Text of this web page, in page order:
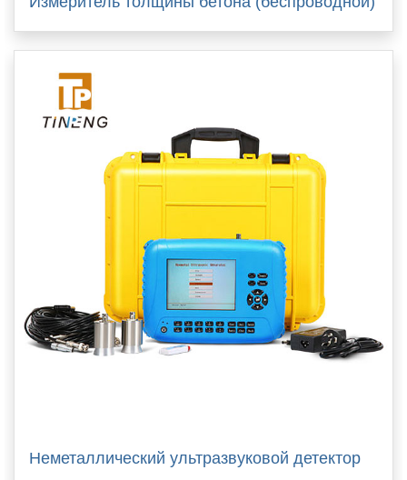
Неметаллический ультразвуковой детектор